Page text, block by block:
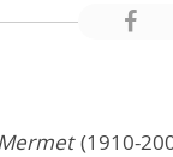
(1910-